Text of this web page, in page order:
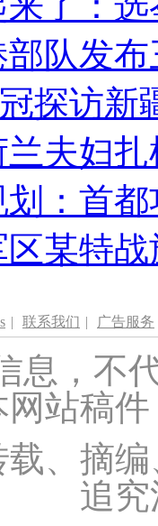
队发
探访新
兰夫妇
：首
某特
| 联系我们 | 广告服务
息，不
网站稿
、摘
追